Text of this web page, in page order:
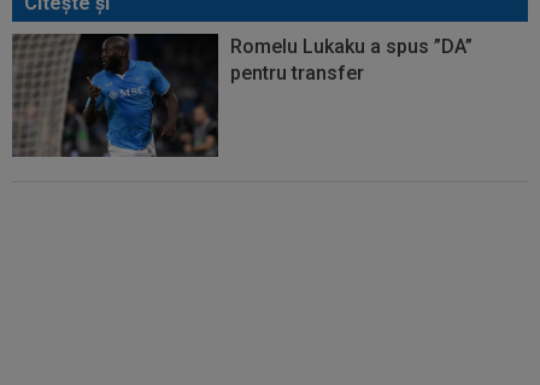
Romelu Lukaku a spus ”DA”
pentru transfer